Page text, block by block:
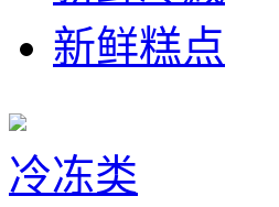
新鲜糕点
冷冻类